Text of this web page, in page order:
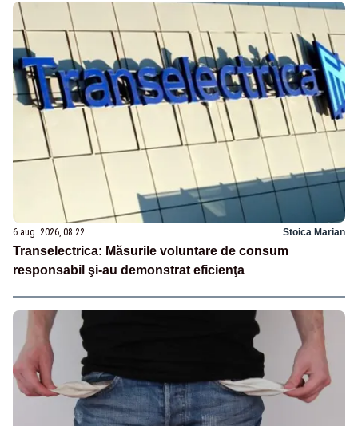
6 aug. 2026, 08:22 Stoica Marian
Transelectrica: Măsurile voluntare de consum
responsabil şi-au demonstrat eficienţa